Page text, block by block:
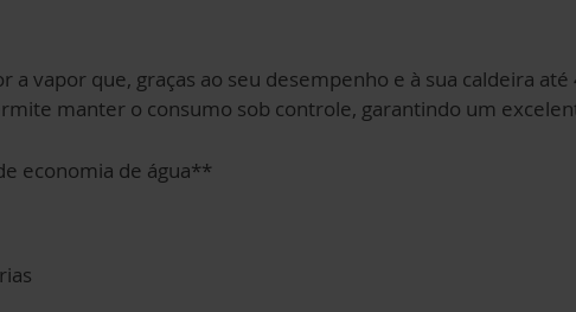
a vapor que, graças ao seu desempenho e à sua caldeira
manter o consumo sob controle, garantindo um
economia de água**